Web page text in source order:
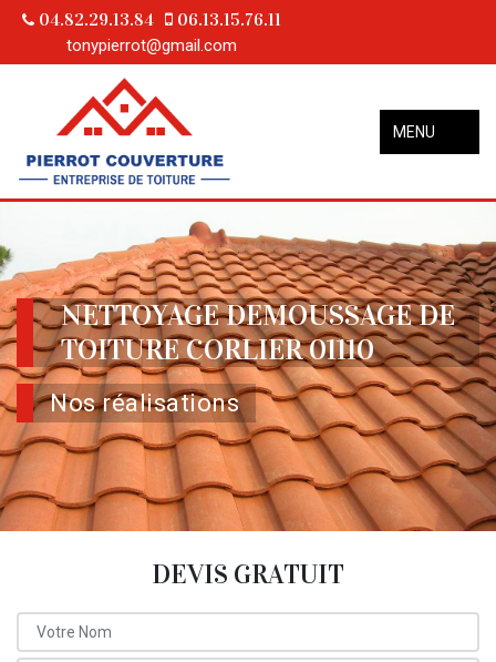
04.82.29.13.84 06.13.15.76.11
tonypierrot@gmail.com
MENU
NETTOYAGE DEMOUSSAGE DE
TOITURE CORLIER 01110
Nos réalisations
DEVIS GRATUIT